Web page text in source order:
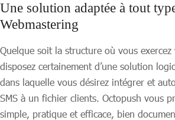
Une solution adaptée à tout
Webmastering
Quelque soit la structure où vous
disposez certainement d’une solution
dans laquelle vous désirez intégrer et
SMS à un fichier clients. Octopush vous
simple, pratique et efficace, bien